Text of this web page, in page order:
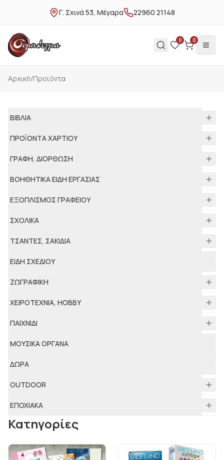
Γ. Σχινά 53, Μέγαρα 22960 21148
0 0
Αρχική/Προϊόντα
ΒΙΒΛΙΑ
ΠΡΟΪΟΝΤΑ ΧΑΡΤΙΟΥ
ΓΡΑΦΗ, ΔΙΟΡΘΩΣΗ
ΒΟΗΘΗΤΙΚΑ ΕΙΔΗ ΕΡΓΑΣΙΑΣ
ΕΞΟΠΛΙΣΜΟΣ ΓΡΑΦΕΙΟΥ
ΣΧΟΛΙΚΑ
ΤΣΑΝΤΕΣ, ΣΑΚΙΔΙΑ
ΕΙΔΗ ΣΧΕΔΙΟΥ
ΖΩΓΡΑΦΙΚΗ
ΧΕΙΡΟΤΕΧΝΙΑ, HOBBY
ΠΑΙΧΝΙΔΙ
ΜΟΥΣΙΚΑ ΟΡΓΑΝΑ
ΔΩΡΑ
ΟUTDOOR
ΕΠΟΧΙΑΚΑ
Κατηγορίες